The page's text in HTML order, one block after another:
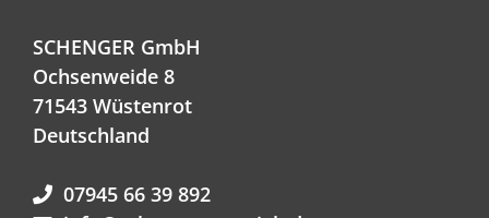
SCHENGER GmbH
Ochsenweide 8
71543 Wüstenrot
Deutschland
07945 66 39 892